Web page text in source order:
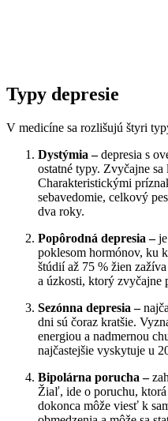
Typy depresie
V medicíne sa rozlišujú štyri
Dystýmia –depresia s
ostatné typy. Zvyčajne
Charakteristickými
sebavedomie, celkový
dva roky.
Popôrodná depresia –
poklesom hormónov, ku
štúdií až 75 % žien
a úzkosti, ktorý zvyčajne
Sezónna depresia –
dni sú čoraz kratšie.
energiou a nadmernou
najčastejšie vyskytuje u
Bipolárna porucha –
Žiaľ, ide o poruchu, ktorá
dokonca môže viesť k